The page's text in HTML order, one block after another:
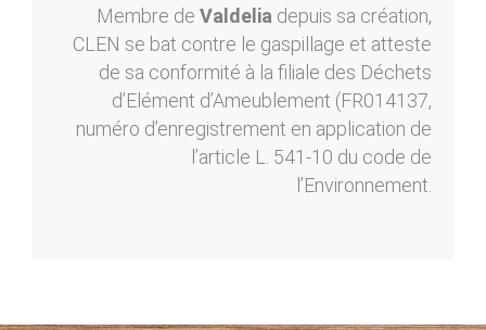
Membre de Valdelia depuis sa création,
CLEN se bat contre le gaspillage et atteste
de sa conformité à la filiale des Déchets
d’Elément d’Ameublement (FR014137,
numéro d’enregistrement en application de
l’article L. 541-10 du code de
l’Environnement.